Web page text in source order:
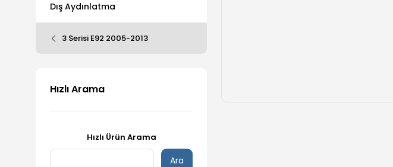
Dış Aydınlatma
3 Serisi E92 2005-2013
Hızlı Arama
Hızlı Ürün Arama
Ara